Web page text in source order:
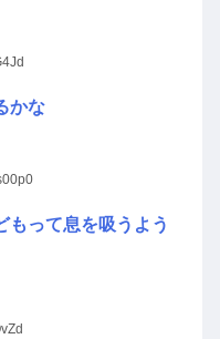
かな
もって息を吸うよう